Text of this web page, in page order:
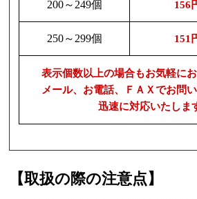
200～249個 156
250～299個 151
表示個数以上の場合もお気軽にお
メール、お電話、ＦＡＸでお問い
迅速に対応いたしま
【取扱の際の注意点】